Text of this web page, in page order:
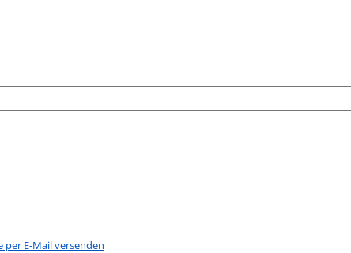
suchen wollen.
per E-Mail versenden